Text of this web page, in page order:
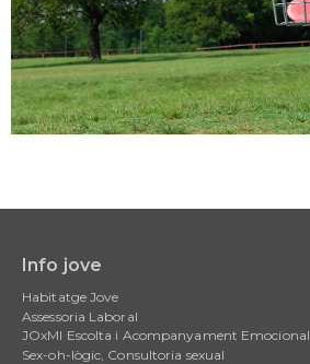
navigation
Info jove
Habitatge Jove
Assessoria Laboral
JOxMI Escolta i Acompanyament Emocional
Sex-oh-lògic, Consultoria sexual